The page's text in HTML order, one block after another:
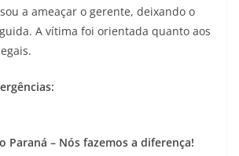
a ameaçar o gerente, deixando o
A vítima foi orientada quanto aos
Paraná – Nós fazemos a diferença!